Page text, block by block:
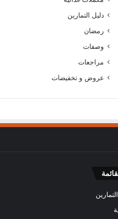
دليل التمارين
رمضان
وصفات
مراجعات
عروض و تخفيضات